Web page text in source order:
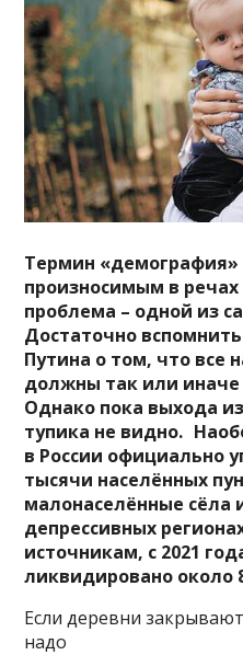
Термин «демография»
произносимым в
проблема – одной из
Достаточно
Путина о том, что все
должны так или иначе
Однако пока выхода
тупика не видно.
в России официально
тысячи населённых
малонаселённые сёла
депрессивных
источникам, с 2021
ликвидировано около
Если деревни
надо